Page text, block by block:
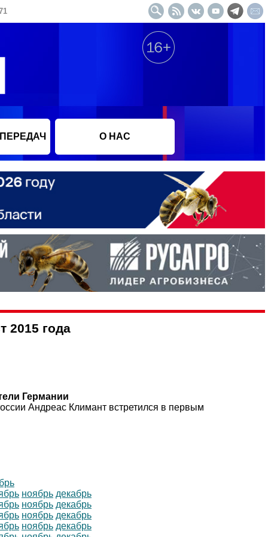
О НАС
2015 года
Германии
Андреас Климант встретился в первым
ноябрь декабрь
ноябрь декабрь
ноябрь декабрь
ноябрь декабрь